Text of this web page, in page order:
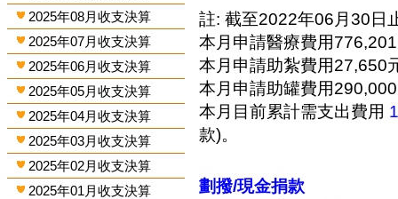
2025年08月收支決算
2025年07月收支決算
2025年06月收支決算
2025年05月收支決算
2025年04月收支決算
2025年03月收支決算
2025年02月收支決算
2025年01月收支決算
註: 截至2022年06月30日
本月申請醫療費用
本月申請助紮費用27,650
本月申請助罐費用
本月目前累計需支出費用
款)。
劃撥/現金捐款